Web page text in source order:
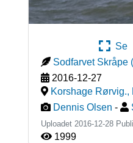
Se
Sodfarvet Skråpe (
2016-12-27
Korshage Rørvig.,
Dennis Olsen -
Uploadet 2016-12-28
1999